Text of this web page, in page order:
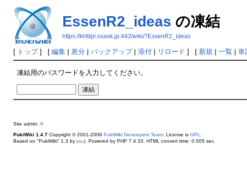
EssenR2_ideas の凍結
https://khfdpl.osask.jp:443/wiki/?EssenR2_ideas
[ トップ] [ 編集| 差分| バックアップ| 添付| リロード ] [ 新規 | 一覧| 単
凍結用のパスワードを入力してください。
Site admin: K
PukiWiki 1.4.7Copyright © 2001-2006 PukiWiki Developers Team. License is GPL.
Based on "PukiWiki" 1.3 by yu-ji. Powered by PHP 7.4.33. HTML convert time: 0.005 sec.